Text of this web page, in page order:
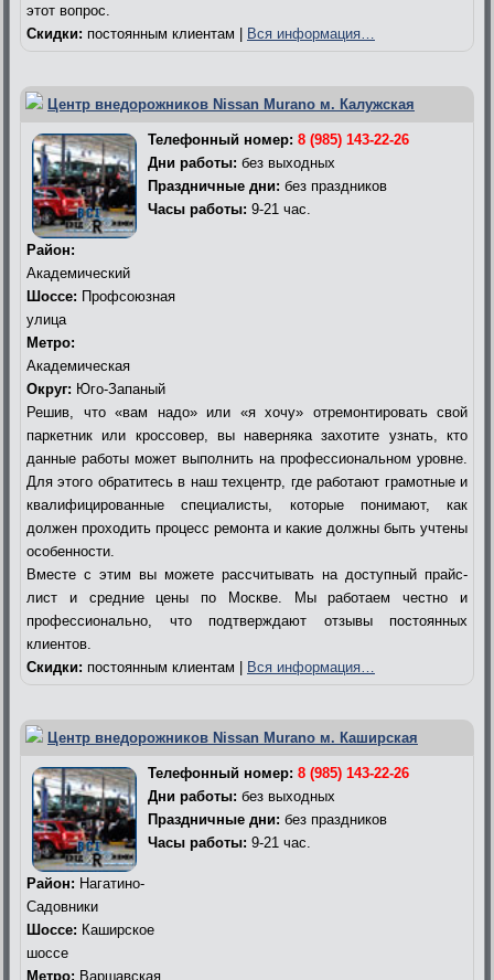
этот вопрос.
Скидки: постоянным клиентам | Вся информация…
Центр внедорожников Nissan Murano м. Калужская
Телефонный номер: 8 (985) 143-22-26
Дни работы: без выходных
Праздничные дни: без праздников
Часы работы: 9-21 час.
Район:
Академический
Шоссе: Профсоюзная
улица
Метро:
Академическая
Округ: Юго-Запаный
Решив, что «вам надо» или «я хочу» отремонтировать свой
паркетник или кроссовер, вы наверняка захотите узнать, кто
данные работы может выполнить на профессиональном уровне.
Для этого обратитесь в наш техцентр, где работают грамотные и
квалифицированные специалисты, которые понимают, как
должен проходить процесс ремонта и какие должны быть учтены
особенности.
Вместе с этим вы можете рассчитывать на доступный прайс-
лист и средние цены по Москве. Мы работаем честно и
профессионально, что подтверждают отзывы постоянных
клиентов.
Скидки: постоянным клиентам | Вся информация…
Центр внедорожников Nissan Murano м. Каширская
Телефонный номер: 8 (985) 143-22-26
Дни работы: без выходных
Праздничные дни: без праздников
Часы работы: 9-21 час.
Район: Нагатино-
Садовники
Шоссе: Каширское
шоссе
Метро: Варшавская